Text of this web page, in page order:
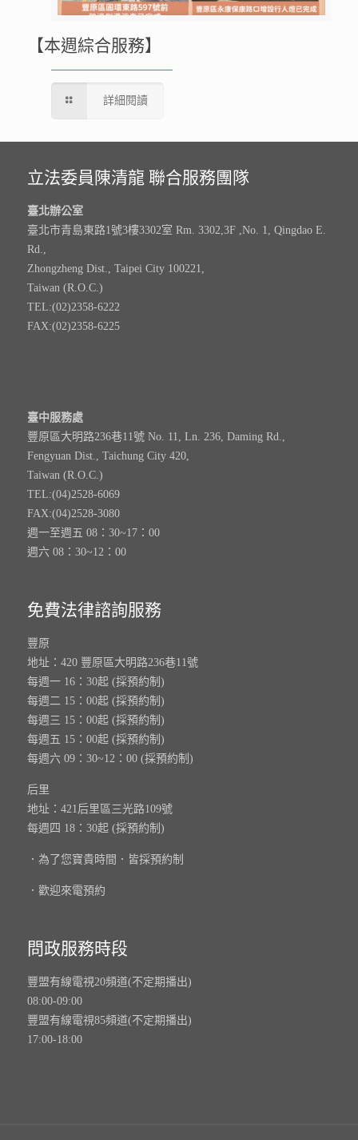
【本週綜合服務】
詳細閱讀
立法委員陳清龍 聯合服務團隊
臺北辦公室
臺北市青島東路1號3樓3302室 Rm. 3302,3F ,No. 1, Qingdao E.
Rd.,
Zhongzheng Dist., Taipei City 100221,
Taiwan (R.O.C.)
TEL:(02)2358-6222
FAX:(02)2358-6225
臺中服務處
豐原區大明路236巷11號 No. 11, Ln. 236, Daming Rd.,
Fengyuan Dist., Taichung City 420,
Taiwan (R.O.C.)
TEL:(04)2528-6069
FAX:(04)2528-3080
週一至週五 08：30~17：00
週六 08：30~12：00
免費法律諮詢服務
豐原
地址：420 豐原區大明路236巷11號
每週一 16：30起 (採預約制)
每週二 15：00起 (採預約制)
每週三 15：00起 (採預約制)
每週五 15：00起 (採預約制)
每週六 09：30~12：00 (採預約制)
后里
地址：421后里區三光路109號
每週四 18：30起 (採預約制)
．為了您寶貴時間．皆採預約制
．歡迎來電預約
問政服務時段
豐盟有線電視20頻道(不定期播出)
08:00-09:00
豐盟有線電視85頻道(不定期播出)
17:00-18:00